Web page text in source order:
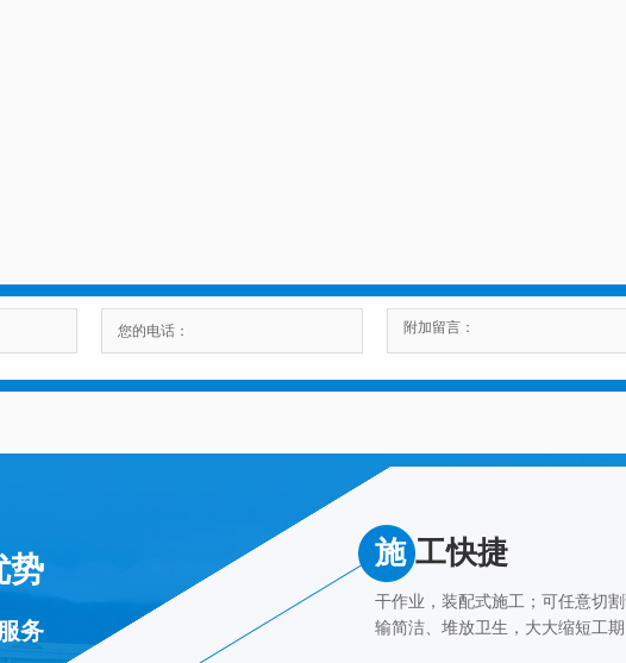
势
务
施 工快捷
干作业，装配式施工；可任意切
输简洁、堆放卫生，大大缩短工期